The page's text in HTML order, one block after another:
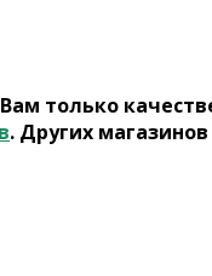
только
. Других магазинов